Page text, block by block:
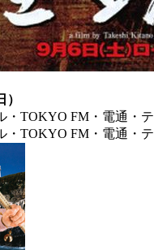
・TOKYO FM・電通・
・TOKYO FM・電通・